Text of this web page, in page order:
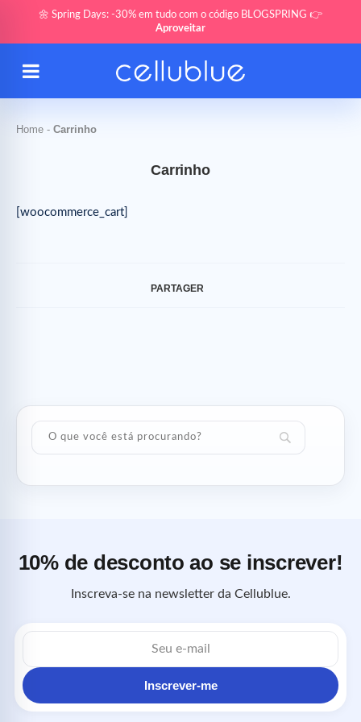
🌼 Spring Days: -30% em tudo com o código BLOGSPRING 👉
Aproveitar
Home - Carrinho
Carrinho
[woocommerce_cart]
PARTAGER
10% de desconto ao se inscrever!
Inscreva-se na newsletter da Cellublue.
Endereço
de
Inscrever-me